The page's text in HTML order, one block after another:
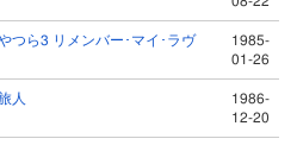
つら3 リメンバー･マイ･ラヴ
1985-
01-26
人
1986-
12-20